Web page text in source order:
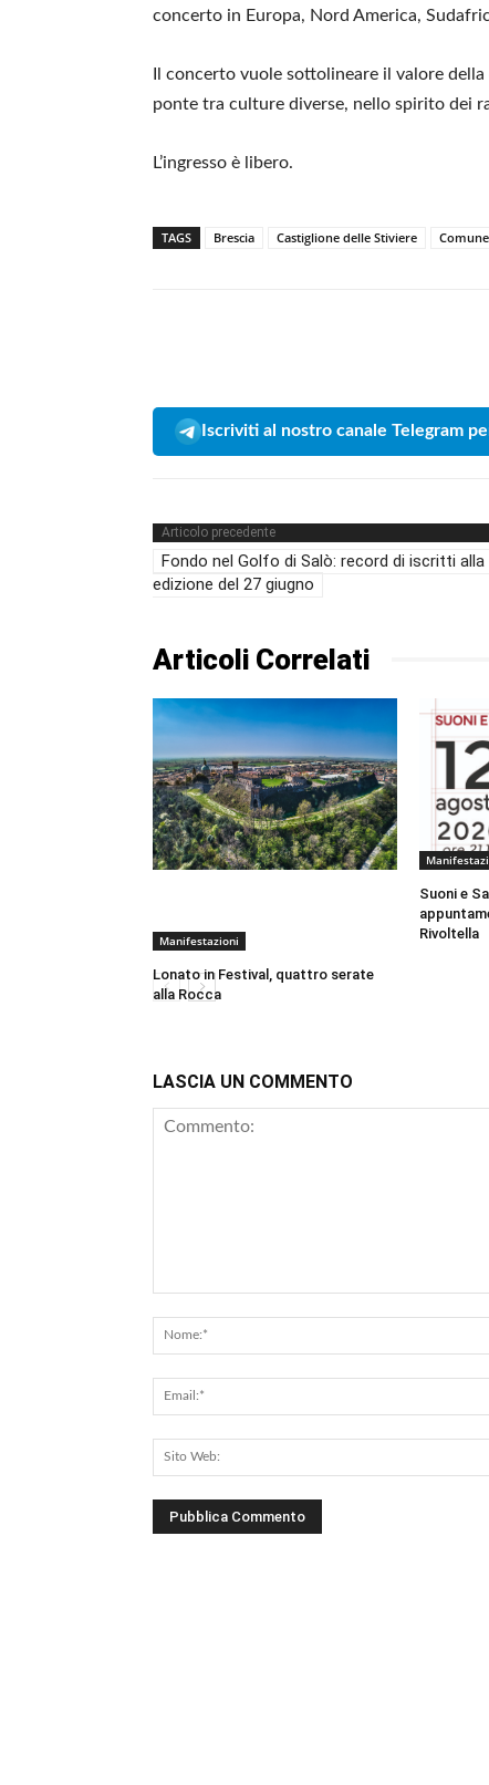
concerto in Europa, Nord America,
Il concerto vuole sottolineare il valore
ponte tra culture diverse, nello spirito dei
L’ingresso è libero.
TAGS Brescia Castiglione delle Stiviere Comune
Iscriviti al nostro canale Telegram
Articolo precedente
Fondo nel Golfo di Salò: record di iscritti alla
edizione del 27 giugno
Articoli Correlati
Manifestazioni
Lonato in Festival, quattro serate
alla Rocca
Suoni e
Rivoltella
LASCIA UN COMMENTO